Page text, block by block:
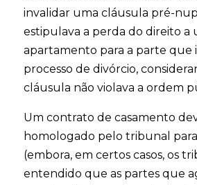
invalidar uma cláusula pré-
estipulava a perda do direito a
apartamento para a parte que
processo de divórcio,
cláusula não violava a ordem
Um contrato de casamento
homologado pelo tribunal
(embora, em certos casos, os
entendido que as partes que